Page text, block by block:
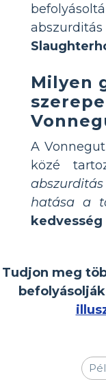
Milyen
A
közé
abszurditás
hatása a
kedvesség
Tudjon meg